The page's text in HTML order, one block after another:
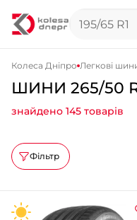
Колеса Дніпро Легкові
ШИНИ 265/50
знайдено 145 товарів
Фільтр